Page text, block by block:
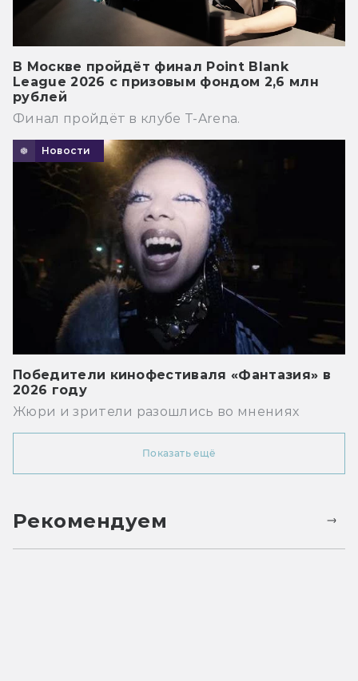
В Москве пройдёт финал Point Blank
League 2026 с призовым фондом 2,6 млн
рублей
Финал пройдёт в клубе T-Arena.
Новости
Победители кинофестиваля «Фантазия» в
2026 году
Жюри и зрители разошлись во мнениях
Показать ещё
Рекомендуем